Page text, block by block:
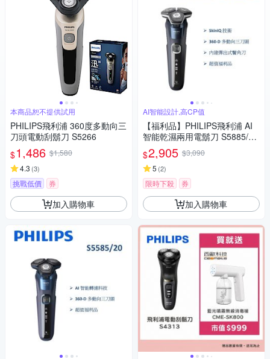
本商品恕不提供試用
PHILIPS飛利浦 360度多動向三
刀頭電動刮鬍刀 S5266
$1,486 $1,580
4.3 (3)
挑戰低價 券
加入購物車
AI智能設計,高CP值
【福利品】PHILIPS飛利浦 AI
智能乾濕兩用電鬍刀 S5885/10
(一年保固)
$2,905 $3,090
5 (2)
限時下殺 券
加入購物車